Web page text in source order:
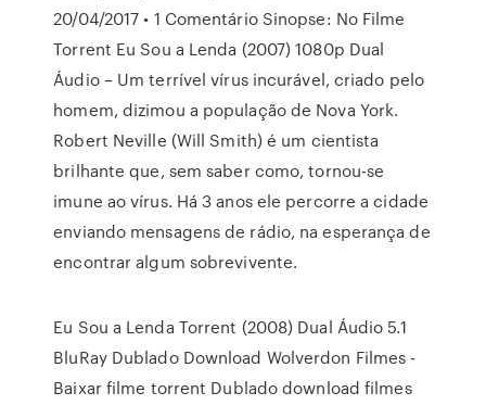
20/04/2017 • 1 Comentário Sinopse: No Filme
Torrent Eu Sou a Lenda (2007) 1080p Dual
Áudio – Um terrível vírus incurável, criado pelo
homem, dizimou a população de Nova York.
Robert Neville (Will Smith) é um cientista
brilhante que, sem saber como, tornou-se
imune ao vírus. Há 3 anos ele percorre a cidade
enviando mensagens de rádio, na esperança de
encontrar algum sobrevivente.
Eu Sou a Lenda Torrent (2008) Dual Áudio 5.1
BluRay Dublado Download Wolverdon Filmes -
Baixar filme torrent Dublado download filmes